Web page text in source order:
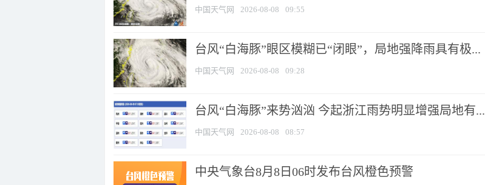
中国天气网 2026-08-08 09:55
台风“白海豚”眼区模糊已“闭眼”，局地强降雨具有极...
中国天气网 2026-08-08 09:28
台风“白海豚”来势汹汹 今起浙江雨势明显增强局地有...
中国天气网 2026-08-08 08:57
中央气象台8月8日06时发布台风橙色预警